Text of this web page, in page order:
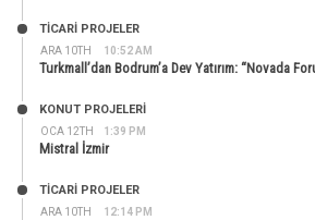
ARA 10TH 10:52 AM
TİCARİ PROJELER
Turkmall’dan Bodrum’a Dev Yatırım: “Novada
OCA 12TH 1:39 PM
KONUT PROJELERI
Mistral İzmir
ARA 10TH 12:14 PM
TİCARİ PROJELER